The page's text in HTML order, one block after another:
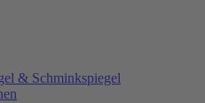
& Schminkspiegel